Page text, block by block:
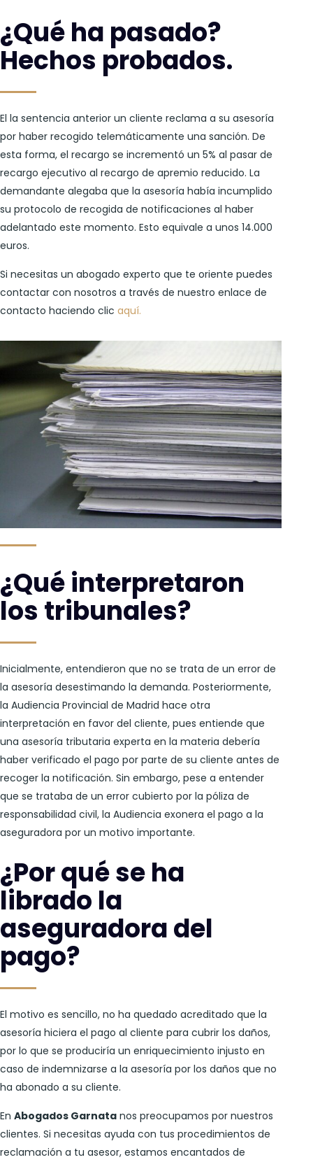
¿Qué ha pasado?
Hechos probados.
El la sentencia anterior un cliente reclama a su asesoría
por haber recogido telemáticamente una sanción. De
esta forma, el recargo se incrementó un 5% al pasar de
recargo ejecutivo al recargo de apremio reducido. La
demandante alegaba que la asesoría había incumplido
su protocolo de recogida de notificaciones al haber
adelantado este momento. Esto equivale a unos 14.000
euros.
Si necesitas un abogado experto que te oriente puedes
contactar con nosotros a través de nuestro enlace de
contacto haciendo clic aquí.
¿Qué interpretaron
los tribunales?
Inicialmente, entendieron que no se trata de un error de
la asesoría desestimando la demanda. Posteriormente,
la Audiencia Provincial de Madrid hace otra
interpretación en favor del cliente, pues entiende que
una asesoría tributaria experta en la materia debería
haber verificado el pago por parte de su cliente antes de
recoger la notificación. Sin embargo, pese a entender
que se trataba de un error cubierto por la póliza de
responsabilidad civil, la Audiencia exonera el pago a la
aseguradora por un motivo importante.
¿Por qué se ha
librado la
aseguradora del
pago?
El motivo es sencillo, no ha quedado acreditado que la
asesoría hiciera el pago al cliente para cubrir los daños,
por lo que se produciría un enriquecimiento injusto en
caso de indemnizarse a la asesoría por los daños que no
ha abonado a su cliente.
En Abogados Garnata nos preocupamos por nuestros
clientes. Si necesitas ayuda con tus procedimientos de
reclamación a tu asesor, estamos encantados de